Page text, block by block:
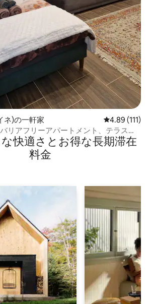
ネ)の一軒家 レビュー111
4.89 (111)
リアフリーアパートメント、テラス付
快⁠適⁠さ⁠とお⁠得⁠な長⁠期⁠滞⁠在
料⁠金